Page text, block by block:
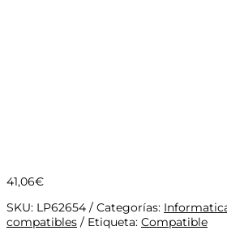
41,06€
SKU: LP62654 Categorías:
compatibles
Etiqueta: Compatible